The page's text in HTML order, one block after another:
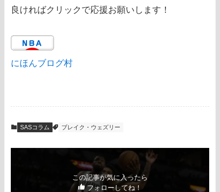
良ければクリックで応援お願いします！
にほんブログ村
SASコラム ブレイク・ウェズリー
この記事が気に入ったら
フォローしてね！